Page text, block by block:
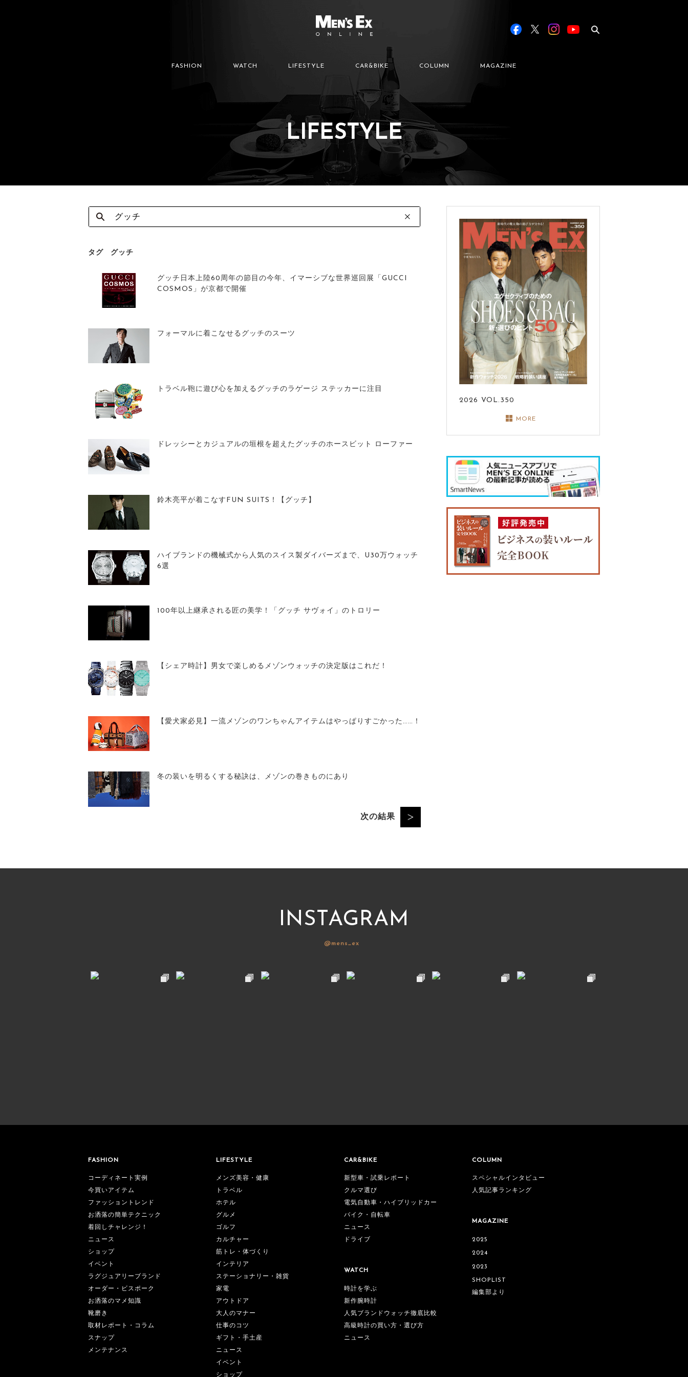
FASHION WATCH LIFESTYLE CAR&BIKE COLUMN MAGAZINE
LIFESTYLE
タグ グッチ
グッチ日本上陸60周年の節目の今年、イマーシブな世界巡回展「GUCCI
COSMOS」が京都で開催
フォーマルに着こなせるグッチのスーツ
トラベル鞄に遊び心を加えるグッチのラゲージ ステッカーに注目
ドレッシーとカジュアルの垣根を超えたグッチのホースビット ローファー
鈴木亮平が着こなすFUN SUITS！【グッチ】
ハイブランドの機械式から人気のスイス製ダイバーズまで、U30万ウォッチ
6選
100年以上継承される匠の美学！「グッチ サヴォイ」のトロリー
【シェア時計】男女で楽しめるメゾンウォッチの決定版はこれだ！
【愛犬家必見】一流メゾンのワンちゃんアイテムはやっぱりすごかった……！
冬の装いを明るくする秘訣は、メゾンの巻きものにあり
次の結果
2026 VOL.350
MORE
INSTAGRAM
@mens_ex
FASHION
コーディネート実例
今買いアイテム
ファッショントレンド
お洒落の簡単テクニック
着回しチャレンジ！
ニュース
ショップ
イベント
ラグジュアリーブランド
オーダー・ビスポーク
お洒落のマメ知識
靴磨き
取材レポート・コラム
スナップ
メンテナンス
LIFESTYLE
メンズ美容・健康
トラベル
ホテル
グルメ
ゴルフ
カルチャー
筋トレ・体づくり
インテリア
ステーショナリー・雑貨
家電
アウトドア
大人のマナー
仕事のコツ
ギフト・手土産
ニュース
イベント
ショップ
CAR&BIKE
新型車・試乗レポート
クルマ選び
電気自動車・ハイブリッドカー
バイク・自転車
ニュース
ドライブ
WATCH
時計を学ぶ
新作腕時計
人気ブランドウォッチ徹底比較
高級時計の買い方・選び方
ニュース
COLUMN
スペシャルインタビュー
人気記事ランキング
MAGAZINE
2025
2024
2023
SHOPLIST
編集部より